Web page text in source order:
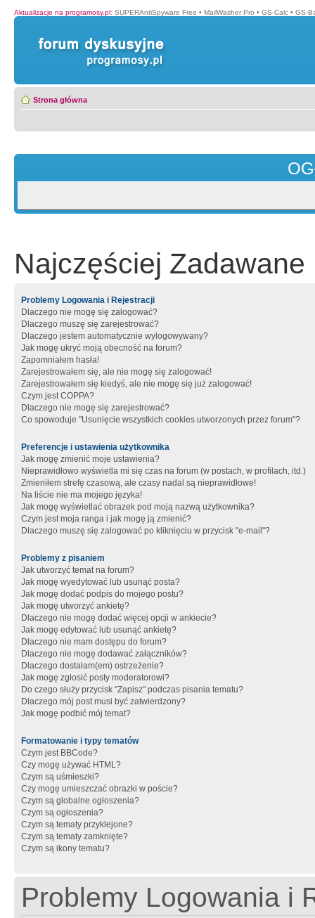
Aktualizacje na programosy.pl: SUPERAntiSpyware Free • MailWasher Pro • GS-Calc • GS-
Strona główna
Najczęściej Zadawane
Problemy Logowania i Rejestracji
Dlaczego nie mogę się zalogować?
Dlaczego muszę się zarejestrować?
Dlaczego jestem automatycznie wylogowywany?
Jak mogę ukryć moją obecność na forum?
Zapomniałem hasła!
Zarejestrowałem się, ale nie mogę się zalogować!
Zarejestrowałem się kiedyś, ale nie mogę się już zalogować!
Czym jest COPPA?
Dlaczego nie mogę się zarejestrować?
Co spowoduje "Usunięcie wszystkich cookies utworzonych przez forum"?
Preferencje i ustawienia użytkownika
Jak mogę zmienić moje ustawienia?
Nieprawidłowo wyświetla mi się czas na forum (w postach, w profilach, itd.)
Zmieniłem strefę czasową, ale czasy nadal są nieprawidłowe!
Na liście nie ma mojego języka!
Jak mogę wyświetlać obrazek pod moją nazwą użytkownika?
Czym jest moja ranga i jak mogę ją zmienić?
Dlaczego muszę się zalogować po kliknięciu w przycisk "e-mail"?
Problemy z pisaniem
Jak utworzyć temat na forum?
Jak mogę wyedytować lub usunąć posta?
Jak mogę dodać podpis do mojego postu?
Jak mogę utworzyć ankietę?
Dlaczego nie mogę dodać więcej opcji w ankiecie?
Jak mogę edytować lub usunąć ankietę?
Dlaczego nie mam dostępu do forum?
Dlaczego nie mogę dodawać załączników?
Dlaczego dostałam(em) ostrzeżenie?
Jak mogę zgłosić posty moderatorowi?
Do czego służy przycisk "Zapisz" podczas pisania tematu?
Dlaczego mój post musi być zatwierdzony?
Jak mogę podbić mój temat?
Formatowanie i typy tematów
Czym jest BBCode?
Czy mogę używać HTML?
Czym są uśmieszki?
Czy mogę umieszczać obrazki w poście?
Czym są globalne ogłoszenia?
Czym są ogłoszenia?
Czym są tematy przyklejone?
Czym są tematy zamknięte?
Czym są ikony tematu?
Problemy Logowania i